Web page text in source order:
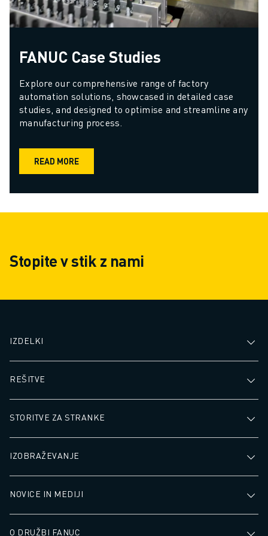
FANUC Case Studies
Explore our comprehensive range of factory
automation solutions, showcased in detailed case
studies, and designed to optimise and streamline any
manufacturing process.
READ MORE
Stopite v stik z nami
IZDELKI
REŠITVE
STORITVE ZA STRANKE
IZOBRAŽEVANJE
NOVICE IN MEDIJI
O DRUŽBI FANUC